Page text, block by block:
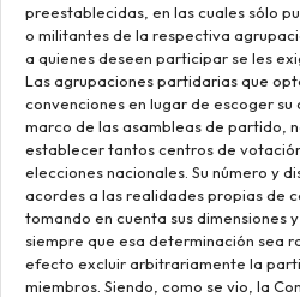
preestablecidas, en las cuales sólo
o militantes de la respectiva
a quienes deseen participar se les
Las agrupaciones partidarias que
convenciones en lugar de escoger
marco de las asambleas de partido,
establecer tantos centros de
elecciones nacionales. Su número y
acordes a las realidades propias de
tomando en cuenta sus dimensiones
siempre que esa determinación sea
efecto excluir arbitrariamente la
miembros. Siendo, como se vio, la